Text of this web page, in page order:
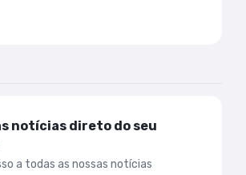
notícias direto do seu
a todas as nossas notícias